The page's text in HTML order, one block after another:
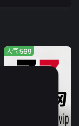
人气:569